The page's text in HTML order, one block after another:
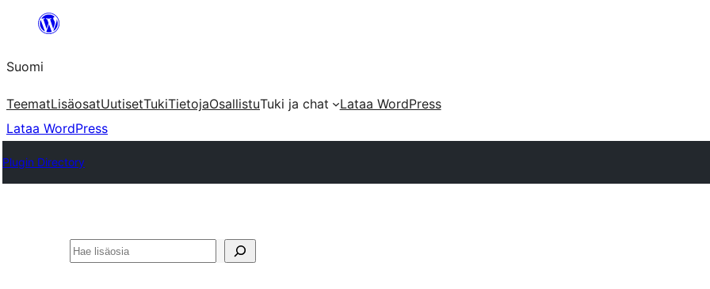
Suomi
TeematLisäosatUutisetTukiTietojaOsallistuTuki ja chat
Lataa WordPress
Lataa WordPress
Plugin Directory
Etsi